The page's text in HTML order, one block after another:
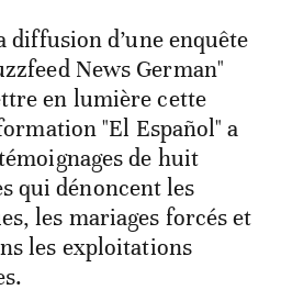
diffusion d’une enquête
News German"
en lumière cette
"El Español" a
de huit
qui dénoncent les
les mariages forcés et
les exploitations